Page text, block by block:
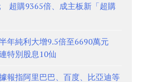
超購9365倍、成主板新「超購
年純利大增9.5倍至6690萬元
特別股息10仙
報指阿里巴巴、百度、比亞迪等